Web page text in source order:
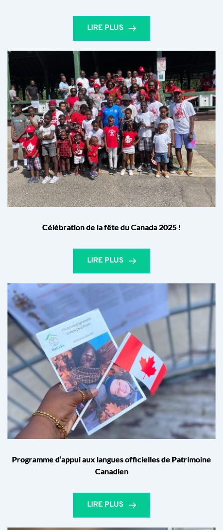
LIRE PLUS
Célébration de la fête du Canada 2025 !
LIRE PLUS
Programme d’appui aux langues officielles de Patrimoine
Canadien
LIRE PLUS